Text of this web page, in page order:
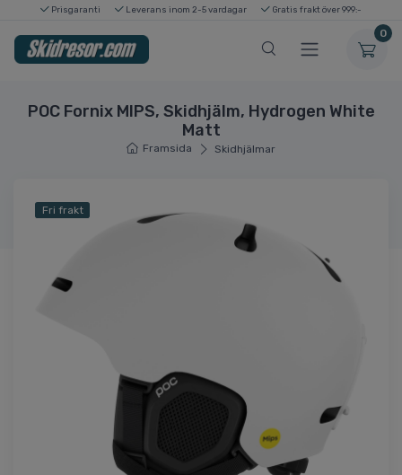
Prisgaranti Leverans inom 2-5 vardagar Gratis frakt över 999:-
0
POC Fornix MIPS, Skidhjälm, Hydrogen White
Matt
Framsida Skidhjälmar
Fri frakt